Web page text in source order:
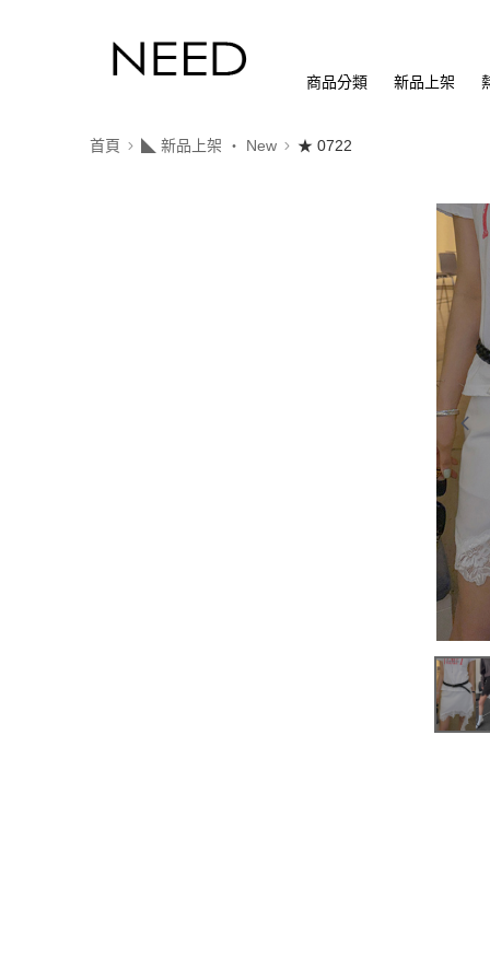
商品分類 新品上架
首頁 ◣ 新品上架 ‧ New ★ 0722